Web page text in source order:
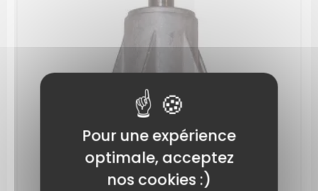
Pour une expérience
optimale, acceptez
nos cookies :)